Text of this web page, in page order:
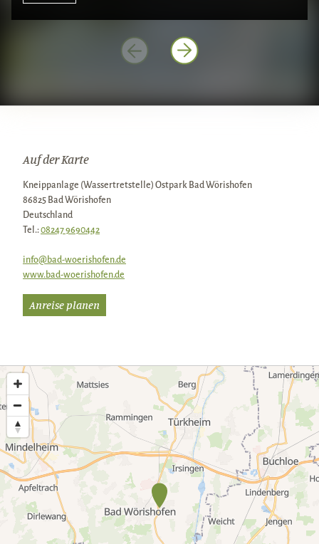
Auf der Karte
Kneippanlage (Wassertretstelle) Ostpark Bad Wörishofen
86825 Bad Wörishofen
Deutschland
Tel.:08247 9690442
info@bad-woerishofen.de
www.bad-woerishofen.de
Anreise planen